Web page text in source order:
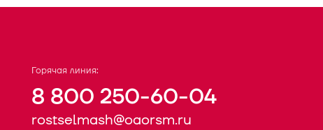
Горячая линия:
8 800 250-60-04
rostselmash@oaorsm.ru